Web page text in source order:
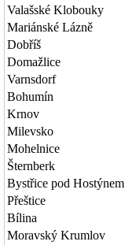
Valašské Klobouky
Mariánské Lázně
Dobříš
Domažlice
Varnsdorf
Bohumín
Krnov
Milevsko
Mohelnice
Šternberk
Bystřice pod Hostýnem
Přeštice
Bílina
Moravský Krumlov